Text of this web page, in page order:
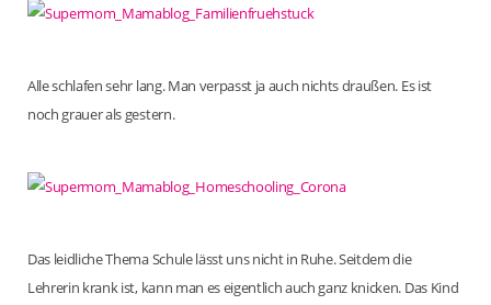
Alle schlafen sehr lang. Man verpasst ja auch nichts draußen. Es ist
noch grauer als gestern.
Das leidliche Thema Schule lässt uns nicht in Ruhe. Seitdem die
Lehrerin krank ist, kann man es eigentlich auch ganz knicken. Das Kind